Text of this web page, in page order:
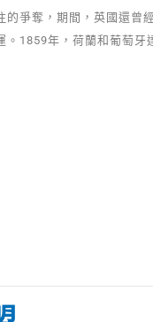
爭奪，期間，英國還曾
1859年，荷蘭和葡萄牙